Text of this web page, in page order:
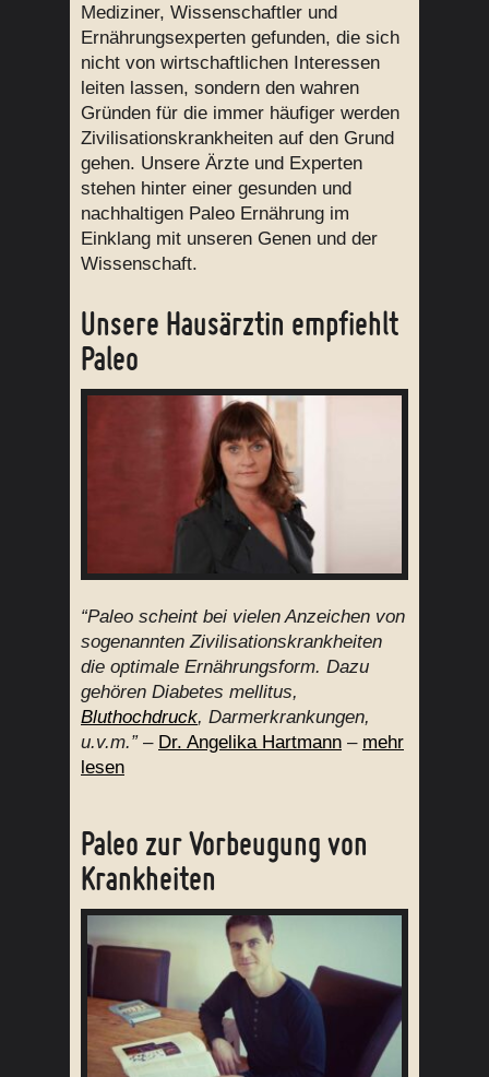
Mediziner, Wissenschaftler und
Ernährungsexperten gefunden, die sich
nicht von wirtschaftlichen Interessen
leiten lassen, sondern den wahren
Gründen für die immer häufiger werden
Zivilisationskrankheiten auf den Grund
gehen. Unsere Ärzte und Experten
stehen hinter einer gesunden und
nachhaltigen Paleo Ernährung im
Einklang mit unseren Genen und der
Wissenschaft.
Unsere Hausärztin empfiehlt
Paleo
“Paleo scheint bei vielen Anzeichen von
sogenannten Zivilisationskrankheiten
die optimale Ernährungsform. Dazu
gehören Diabetes mellitus,
Bluthochdruck, Darmerkrankungen,
u.v.m.”– Dr. Angelika Hartmann – mehr
lesen
Paleo zur Vorbeugung von
Krankheiten